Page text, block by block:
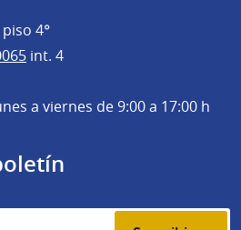
4°
int. 4
a viernes de 9:00 a 17:00 h